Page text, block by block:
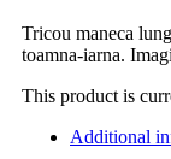
Tricou maneca
toamna-iarna.
This product is
Additional